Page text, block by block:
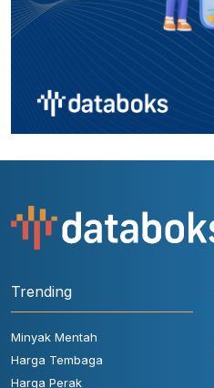
Trending
Minyak Mentah
Harga Tembaga
Harga Perak